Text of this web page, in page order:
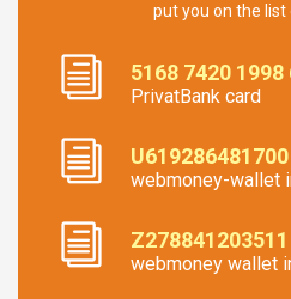
put you on the list
5168 7420 1998
PrivatBank card
U619286481700
webmoney-wallet
Z278841203511
webmoney wallet